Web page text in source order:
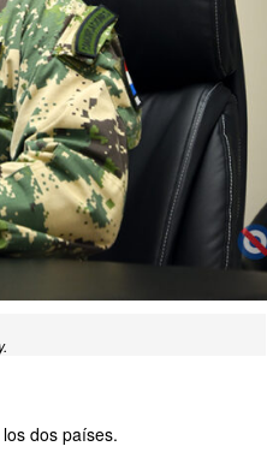
dos países.